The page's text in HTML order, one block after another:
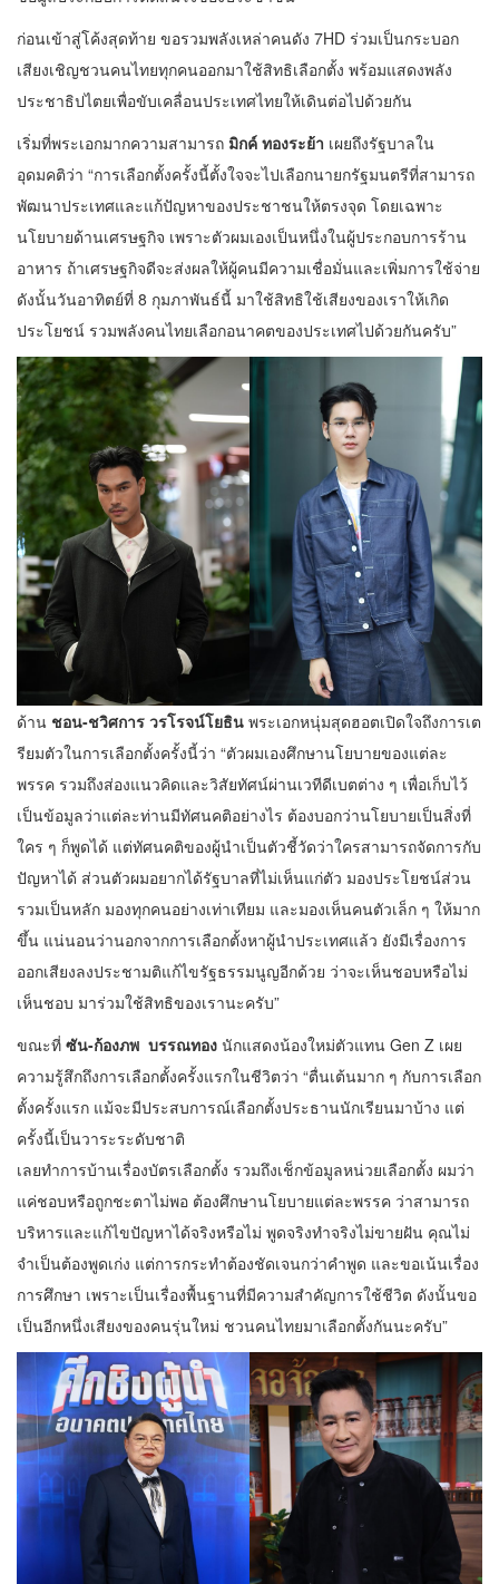
ก่อนเข้าสู่โค้งสุดท้าย ขอรวมพลังเหล่าคนดัง 7HD ร่วมเป็นกระบอก
เสียงเชิญชวนคนไทยทุกคนออกมาใช้สิทธิเลือกตั้ง พร้อมแสดงพลัง
ประชาธิปไตยเพื่อขับเคลื่อนประเทศไทยให้เดินต่อไปด้วยกัน
เริ่มที่พระเอกมากความสามารถ มิกค์ ทองระย้า เผยถึงรัฐบาลใน
อุดมคติว่า “การเลือกตั้งครั้งนี้ตั้งใจจะไปเลือกนายกรัฐมนตรีที่สามารถ
พัฒนาประเทศและแก้ปัญหาของประชาชนให้ตรงจุด โดยเฉพาะ
นโยบายด้านเศรษฐกิจ เพราะตัวผมเองเป็นหนึ่งในผู้ประกอบการร้าน
อาหาร ถ้าเศรษฐกิจดีจะส่งผลให้ผู้คนมีความเชื่อมั่นและเพิ่มการใช้จ่าย
ดังนั้นวันอาทิตย์ที่ 8 กุมภาพันธ์นี้ มาใช้สิทธิใช้เสียงของเราให้เกิด
ประโยชน์ รวมพลังคนไทยเลือกอนาคตของประเทศไปด้วยกันครับ”
ด้าน ชอน-ชวิศการ วรโรจน์โยธิน พระเอกหนุ่มสุดฮอตเปิดใจถึงการเต
รียมตัวในการเลือกตั้งครั้งนี้ว่า “ตัวผมเองศึกษานโยบายของแต่ละ
พรรค รวมถึงส่องแนวคิดและวิสัยทัศน์ผ่านเวทีดีเบตต่าง ๆ เพื่อเก็บไว้
เป็นข้อมูลว่าแต่ละท่านมีทัศนคติอย่างไร ต้องบอกว่านโยบายเป็นสิ่งที่
ใคร ๆ ก็พูดได้ แต่ทัศนคติของผู้นำเป็นตัวชี้วัดว่าใครสามารถจัดการกับ
ปัญหาได้ ส่วนตัวผมอยากได้รัฐบาลที่ไม่เห็นแก่ตัว มองประโยชน์ส่วน
รวมเป็นหลัก มองทุกคนอย่างเท่าเทียม และมองเห็นคนตัวเล็ก ๆ ให้มาก
ขึ้น แน่นอนว่านอกจากการเลือกตั้งหาผู้นำประเทศแล้ว ยังมีเรื่องการ
ออกเสียงลงประชามติแก้ไขรัฐธรรมนูญอีกด้วย ว่าจะเห็นชอบหรือไม่
เห็นชอบ มาร่วมใช้สิทธิของเรานะครับ”
ขณะที่ ซัน-ก้องภพ บรรณทอง นักแสดงน้องใหม่ตัวแทน Gen Z เผย
ความรู้สึกถึงการเลือกตั้งครั้งแรกในชีวิตว่า “ตื่นเต้นมาก ๆ กับการเลือก
ตั้งครั้งแรก แม้จะมีประสบการณ์เลือกตั้งประธานนักเรียนมาบ้าง แต่
ครั้งนี้เป็นวาระระดับชาติ
เลยทำการบ้านเรื่องบัตรเลือกตั้ง รวมถึงเช็กข้อมูลหน่วยเลือกตั้ง ผมว่า
แค่ชอบหรือถูกชะตาไม่พอ ต้องศึกษานโยบายแต่ละพรรค ว่าสามารถ
บริหารและแก้ไขปัญหาได้จริงหรือไม่ พูดจริงทำจริงไม่ขายฝัน คุณไม่
จำเป็นต้องพูดเก่ง แต่การกระทำต้องชัดเจนกว่าคำพูด และขอเน้นเรื่อง
การศึกษา เพราะเป็นเรื่องพื้นฐานที่มีความสำคัญการใช้ชีวิต ดังนั้นขอ
เป็นอีกหนึ่งเสียงของคนรุ่นใหม่ ชวนคนไทยมาเลือกตั้งกันนะครับ”